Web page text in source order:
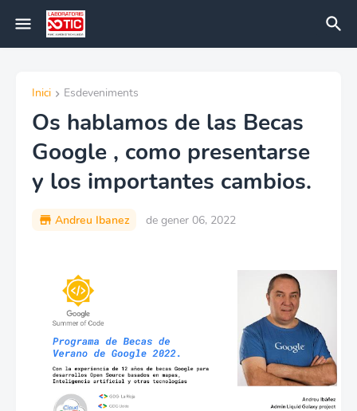
Inici Esdeveniments
Os hablamos de las Becas
Google , como presentarse
y los importantes cambios.
Andreu Ibanez de gener 06, 2022